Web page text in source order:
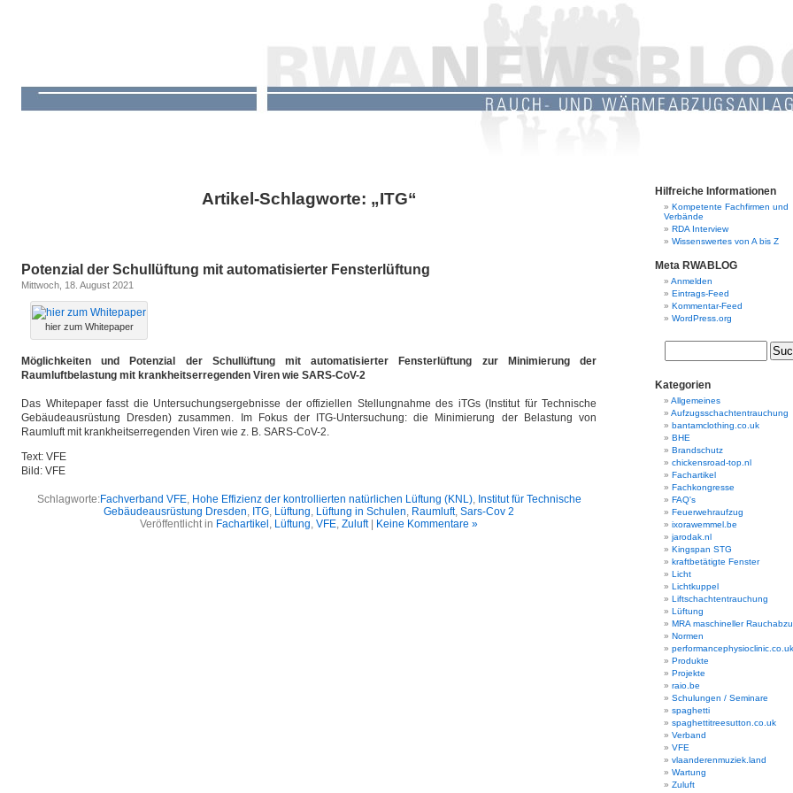
Artikel-Schlagworte: „ITG“
Potenzial der Schullüftung mit automatisierter Fensterlüftung
Mittwoch, 18. August 2021
hier zum Whitepaper
Möglichkeiten und Potenzial der Schullüftung mit automatisierter Fensterlüftung zur Minimierung der
Raumluftbelastung mit krankheitserregenden Viren wie SARS-CoV-2
Das Whitepaper fasst die Untersuchungsergebnisse der offiziellen Stellungnahme des iTGs (Institut für Technische
Gebäudeausrüstung Dresden) zusammen. Im Fokus der ITG-Untersuchung: die Minimierung der Belastung von
Raumluft mit krankheitserregenden Viren wie z. B. SARS-CoV-2.
Text: VFE
Bild: VFE
Schlagworte:Fachverband VFE, Hohe Effizienz der kontrollierten natürlichen Lüftung (KNL), Institut für Technische
Gebäudeausrüstung Dresden, ITG, Lüftung, Lüftung in Schulen, Raumluft, Sars-Cov 2
Veröffentlicht in Fachartikel , Lüftung, VFE, Zuluft| Keine Kommentare »
Hilfreiche Informationen
Kompetente Fachfirmen und
Verbände
RDA Interview
Wissenswertes von A bis Z
Meta RWABLOG
Anmelden
Eintrags-Feed
Kommentar-Feed
WordPress.org
Kategorien
Allgemeines
Aufzugsschachtentrauchung
bantamclothing.co.uk
BHE
Brandschutz
chickensroad-top.nl
Fachartikel
Fachkongresse
FAQ's
Feuerwehraufzug
ixorawemmel.be
jarodak.nl
Kingspan STG
kraftbetätigte Fenster
Licht
Lichtkuppel
Liftschachtentrauchung
Lüftung
MRA maschineller
Normen
performancephysioclinic.co.uk
Produkte
Projekte
raio.be
Schulungen / Seminare
spaghetti
spaghettitreesutton.co.uk
Verband
VFE
vlaanderenmuziek.land
Wartung
Zuluft